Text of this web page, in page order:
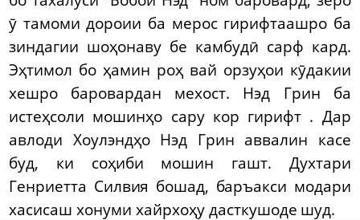
ӯ тамоми дороии ба мерос гирифтаашро ба
зиндагии шоҳонаву бе камбудӣ сарф кард.
Эҳтимол бо ҳамин роҳ вай орзуҳои кӯдакии
хешро баровардан мехост. Нэд Грин ба
истеҳсоли мошинҳо сару кор гирифт . Дар
авлоди Хоулэндҳо Нэд Грин аввалин касе
буд, ки соҳиби мошин гашт. Духтари
Генриетта Силвия бошад, баръакси модари
хасисаш хонуми хайрхоҳу дасткушоде шуд.